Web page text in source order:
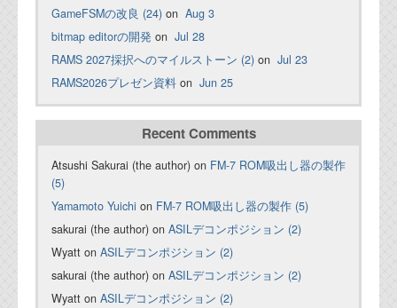
GameFSMの改良 (24) on Aug 3
bitmap editorの開発 on Jul 28
RAMS 2027採択へのマイルストーン (2) on Jul 23
RAMS2026プレゼン資料 on Jun 25
Recent Comments
Atsushi Sakurai (the author) on FM-7 ROM吸出し器の製作
(5)
Yamamoto Yuichi on FM-7 ROM吸出し器の製作 (5)
sakurai (the author) on ASILデコンポジション (2)
Wyatt on ASILデコンポジション (2)
sakurai (the author) on ASILデコンポジション (2)
Wyatt on ASILデコンポジション (2)